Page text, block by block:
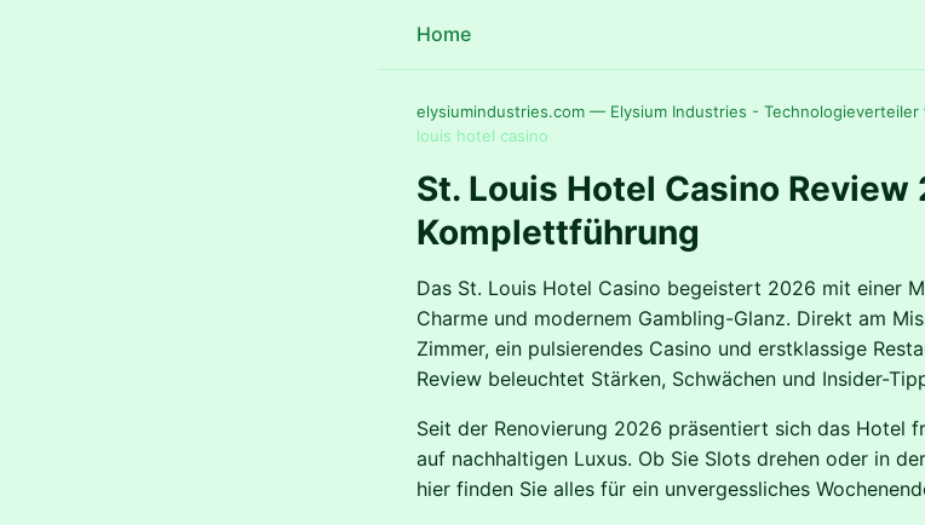
Home
elysiumindustries.com — Elysium Industries -
louis hotel casino
St. Louis Hotel Casino Review
Komplettführung
Das St. Louis Hotel Casino begeistert 2026 mit einer
Charme und modernem Gambling-Glanz. Direkt am
Zimmer, ein pulsierendes Casino und erstklassige
Review beleuchtet Stärken, Schwächen und Insider-
Seit der Renovierung 2026 präsentiert sich das Hotel
auf nachhaltigen Luxus. Ob Sie Slots drehen oder in
hier finden Sie alles für ein unvergessliches